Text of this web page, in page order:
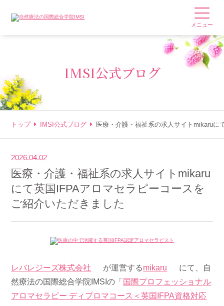
メニュー
IMSI公式ブログ
トップ IMSI公式ブログ 医療・介護・福祉系の求人サイトmikaru
2026.04.02
医療・介護・福祉系の求人サイトmikaru
にて英国IFPAアロマセラピーコースを
ご紹介いただきました
レバレジーズ株式会社 が運営するmikaru
にて、自
然療法の国際総合学院IMSIの「 国際プロフェッショナル
アロマセラピー ディプロマコース＜英国IFPA資格対応